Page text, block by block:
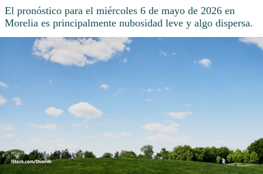
El pronóstico para el miércoles 6 de mayo de 2026 en
Morelia es principalmente nubosidad leve y algo dispersa.